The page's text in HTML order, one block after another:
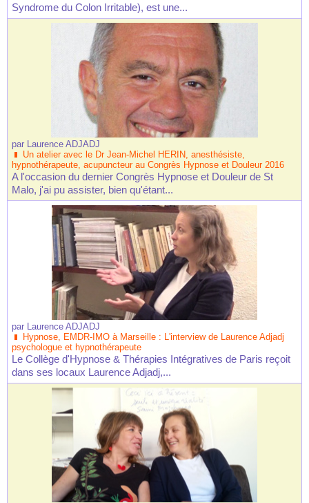
Syndrome du Colon Irritable), est une...
par Laurence ADJADJ
Un atelier avec le Dr Jean-Michel HERIN, anesthésiste,
hypnothérapeute, acupuncteur au Congrès Hypnose et Douleur 2016
A l'occasion du dernier Congrès Hypnose et Douleur de St
Malo, j'ai pu assister, bien qu'étant...
par Laurence ADJADJ
Hypnose, EMDR-IMO à Marseille : L'interview de Laurence Adjadj
psychologue et hypnothérapeute
Le Collège d'Hypnose & Thérapies Intégratives de Paris reçoit
dans ses locaux Laurence Adjadj,...